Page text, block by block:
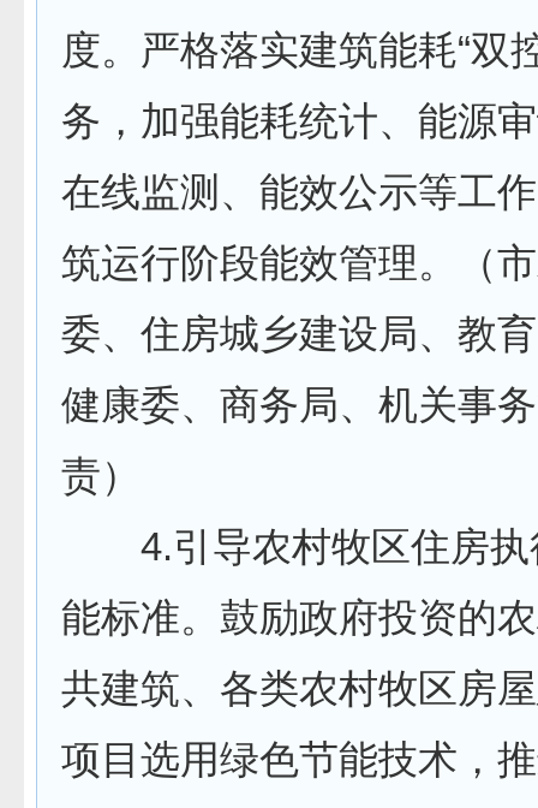
度。严格落实建筑能耗“双
务，加强能耗统计、能源
在线监测、能效公示等工
筑运行阶段能效管理。（
委、住房城乡建设局、教
健康委、商务局、机关事
责）
4.引导农村牧区住房执
能标准。鼓励政府投资的
共建筑、各类农村牧区房
项目选用绿色节能技术，